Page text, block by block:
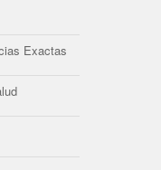
Exactas